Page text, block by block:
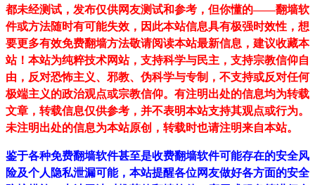
都未经测试，发布仅供网友测试和参考，但你懂的——翻墙软
件或方法随时有可能失效，因此本站信息具有极强时效性，想
要更多有效免费翻墙方法敬请阅读本站最新信息，建议收藏本
站！ 本站为纯粹技术网站，支持科学与民主，支持宗教信仰自
由，反对恐怖主义、邪教、伪科学与专制，不支持或反对任何
极端主义的政治观点或宗教信仰。有注明出处的信息均为转载
文章，转载信息仅供参考，并不表明本站支持其观点或行为。
未注明出处的信息为本站原创，转载时也请注明来自本站。
鉴于各种免费翻墙软件甚至是收费翻墙软件可能存在的安全风
险及个人隐私泄漏可能，本站提醒各位网友做好各方面的安全